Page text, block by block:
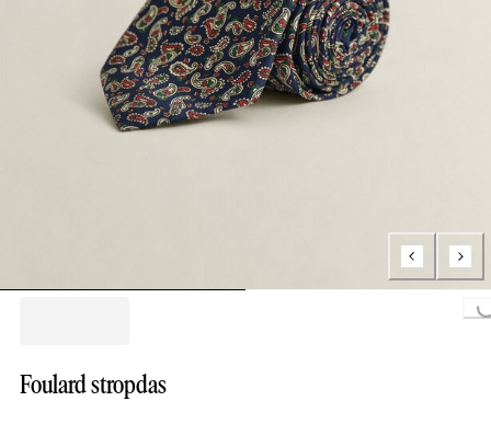
Foulard stropdas